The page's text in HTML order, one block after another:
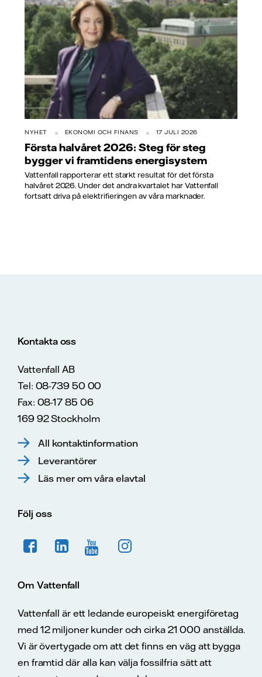
NYHET EKONOMI OCH FINANS 17 JULI 2026
Första halvåret 2026: Steg för steg
bygger vi framtidens energisystem
Vattenfall rapporterar ett starkt resultat för det första
halvåret 2026. Under det andra kvartalet har Vattenfall
fortsatt driva på elektrifieringen av våra marknader.
Kontakta oss
Vattenfall AB
Tel: 08-739 50 00
Fax: 08-17 85 06
169 92 Stockholm
All kontaktinformation
Leverantörer
Läs mer om våra elavtal
Följ oss
Om Vattenfall
Vattenfall är ett ledande europeiskt energiföretag
med 12 miljoner kunder och cirka 21 000 anställda.
Vi är övertygade om att det finns en väg att bygga
en framtid där alla kan välja fossilfria sätt att